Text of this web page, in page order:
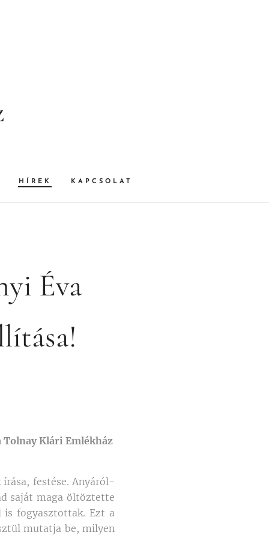
HÍREK KAPCSOLAT
Éva
Klári Emlékház
festése. Anyáról-
saját maga öltöztette
fogyasztottak. Ezt a
mutatja be, milyen